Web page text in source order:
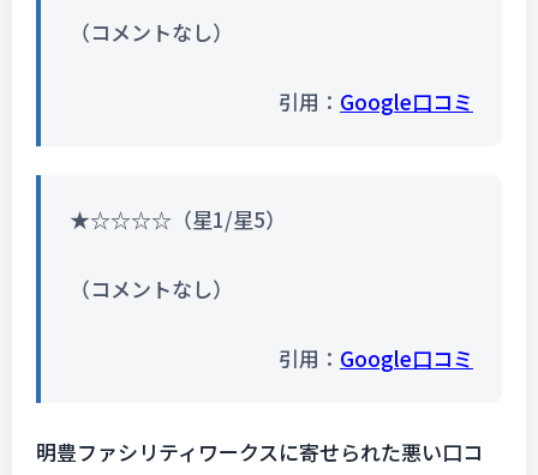
（コメントなし）
引用： Google口コミ
★☆☆☆☆（星1/星5）
（コメントなし）
引用： Google口コミ
明豊ファシリティワークスに寄せられた悪い口コ